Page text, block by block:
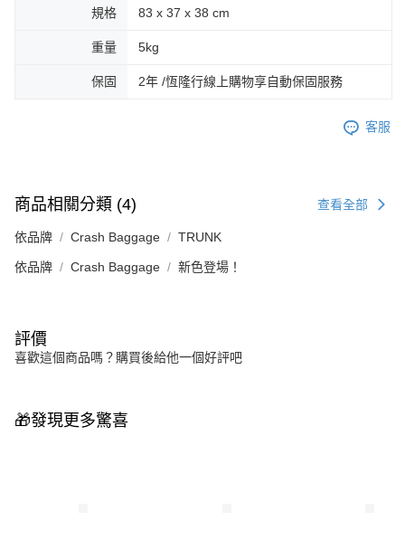
規格 83 x 37 x 38 cm
重量 5kg
保固 2年 /恆隆行線上購物享自動保固服務
客服
商品相關分類 (4) 查看全部
依品牌 Crash Baggage TRUNK
依品牌 Crash Baggage 新色登場！
評價
喜歡這個商品嗎？購買後給他一個好評吧
🎁發現更多驚喜